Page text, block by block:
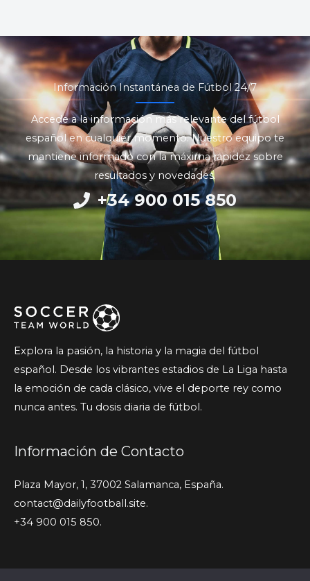
Información Instantánea de Fútbol 24/7
Accede a la información más relevante del fútbol
español en cualquier momento. Nuestro equipo te
mantiene informado con la máxima rapidez sobre
resultados y novedades.
+34 900 015 850
Explora la pasión, la historia y la magia del fútbol
español. Desde los vibrantes estadios de La Liga hasta
la emoción de cada clásico, vive el deporte rey como
nunca antes. Tu dosis diaria de fútbol.
Información de Contacto
Plaza Mayor, 1, 37002 Salamanca, España.
contact@dailyfootball.site.
+34 900 015 850.